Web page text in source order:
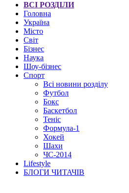
ВСІ РОЗДІЛИ
Головна
Україна
Місто
Світ
Бізнес
Наука
Шоу-бізнес
Спорт
Всі новини розділу
Футбол
Бокс
Баскетбол
Теніс
Формула-1
Хокей
Шахи
ЧС-2014
Lifestyle
БЛОГИ ЧИТАЧІВ